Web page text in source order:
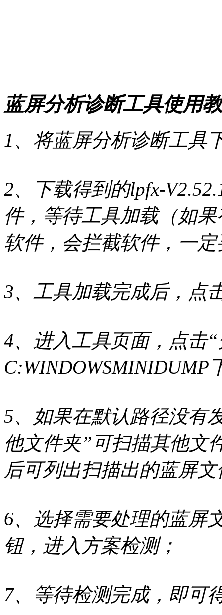
蓝屏分析诊断工具使用
1、将蓝屏分析诊断工具
2、下载得到的lpfx-
件，等待工具加载（如
软件，会拦截软件，一
3、工具加载完成后，点
4、进入工具页面，点击
C:WINDOWSMINIDUMP
5、如果在默认路径没有
他文件夹”可扫描其他文
后可列出扫描出的蓝屏文
6、选择需要处理的蓝屏
钮，进入方案检测；
7、等待检测完成，即可